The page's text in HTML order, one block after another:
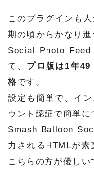
このプラグインも
期の頃からかなり
Social Photo
て、 プロ版は1年49
格です。
設定も簡単で、イ
ウント認証で簡単に
Smash Balloon
力されるHTMLが素
こちらの方が優しい